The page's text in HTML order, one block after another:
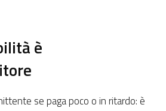
è
se paga poco o in ritardo: è